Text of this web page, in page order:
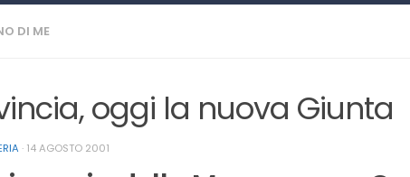
DI ME
oggi la nuova Giunta
· 14 AGOSTO 2001